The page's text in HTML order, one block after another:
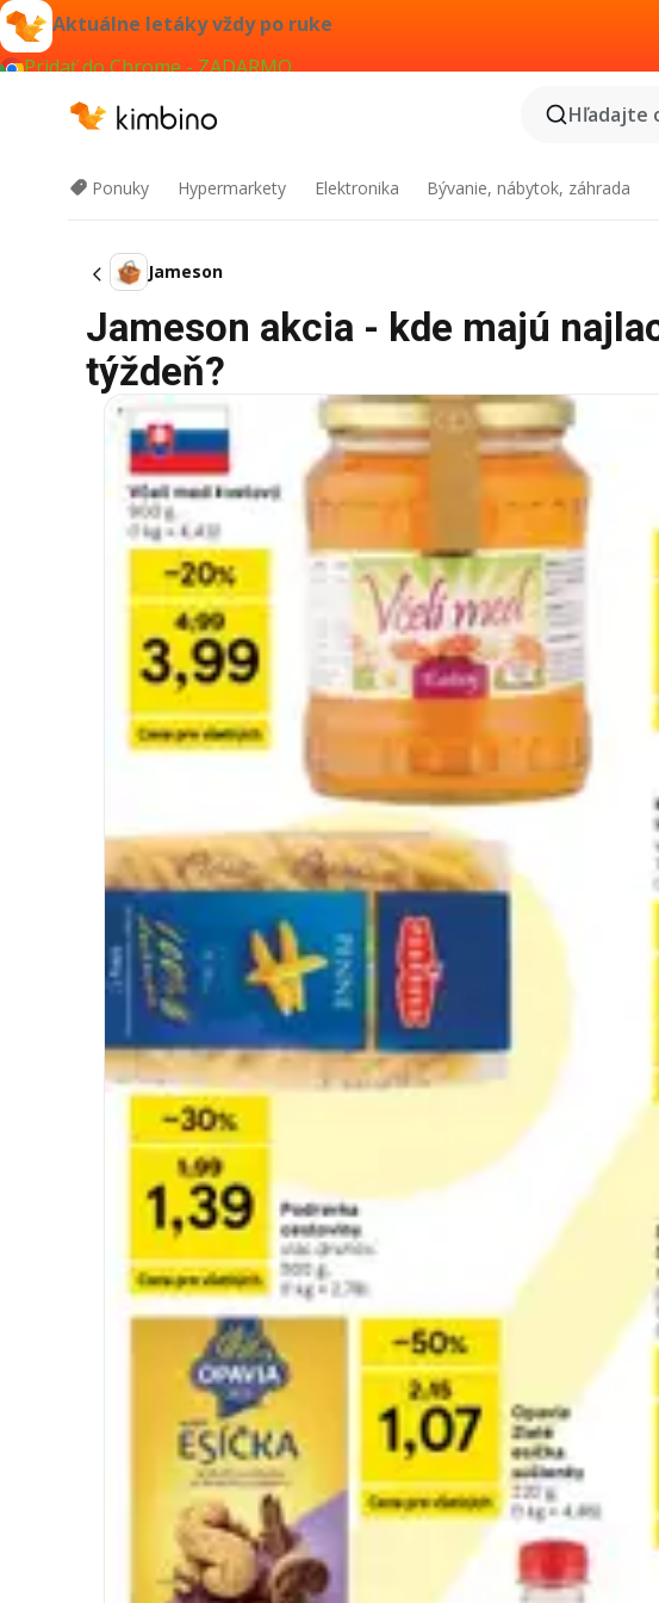
Aktuálne letáky vždy po ruke
Pridať do Chrome - ZADARMO
Hľadajte
Ponuky Hypermarkety Elektronika Bývanie, nábytok, záhrada
Jameson
Jameson akcia - kde majú
týždeň?